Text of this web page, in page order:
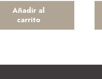
Añadir al
carrito